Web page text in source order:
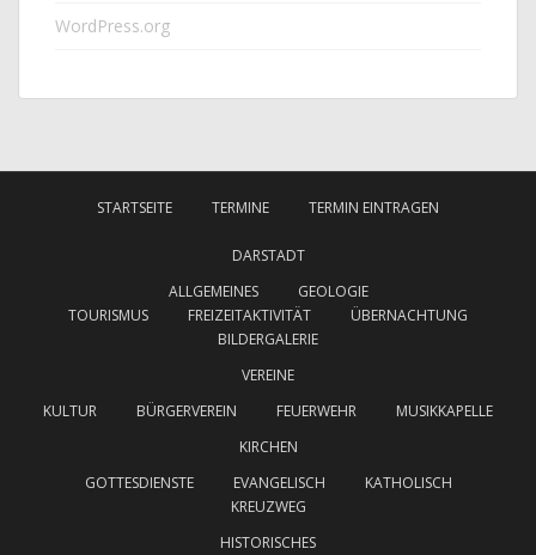
WordPress.org
STARTSEITE TERMINE TERMIN EINTRAGEN
DARSTADT
ALLGEMEINES
GEOLOGIE
TOURISMUS
FREIZEITAKTIVITÄT
ÜBERNACHTUNG
BILDERGALERIE
VEREINE
KULTUR
BÜRGERVEREIN FEUERWEHR
MUSIKKAPELLE
KIRCHEN
GOTTESDIENSTE
EVANGELISCH
KATHOLISCH
KREUZWEG
HISTORISCHES